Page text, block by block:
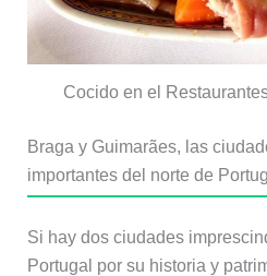
Cocido en el
Braga y Guimarães, las
importantes del norte de
Si hay dos ciudades
Portugal por su historia y